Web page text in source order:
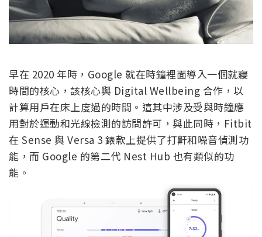
早在 2020 年時，Google 就在時鐘裡面導入一個就寢
時間的核心，該核心與 Digital Wellbeing 合作，以
計算用戶在床上度過的時間。這其中涉及受與時鐘應
用對於運動和光線檢測的訪問許可，與此同時，Fitbit
在 Sense 與 Versa 3 錶款上提供了打鼾和噪音偵測功
能，而 Google 的第二代 Nest Hub 也有類似的功
能。